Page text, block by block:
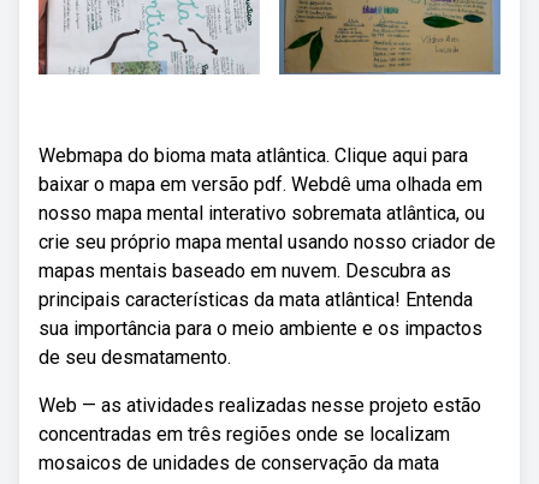
Webmapa do bioma mata atlântica. Clique aqui para
baixar o mapa em versão pdf. Webdê uma olhada em
nosso mapa mental interativo sobremata atlântica, ou
crie seu próprio mapa mental usando nosso criador de
mapas mentais baseado em nuvem. Descubra as
principais características da mata atlântica! Entenda
sua importância para o meio ambiente e os impactos
de seu desmatamento.
Web — as atividades realizadas nesse projeto estão
concentradas em três regiões onde se localizam
mosaicos de unidades de conservação da mata